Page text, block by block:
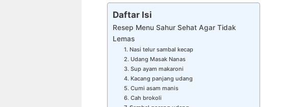
Daftar Isi
Resep Menu Sahur Sehat Agar Tidak
Lemas
1. Nasi telur sambal kecap
2. Udang Masak Nanas
3. Sup ayam makaroni
4. Kacang panjang udang
5. Cumi asam manis
6. Cah brokoli